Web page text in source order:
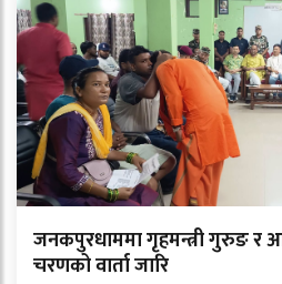
जनकपुरधाममा गृहमन्त्री गुरुङ र
चरणको वार्ता जारि